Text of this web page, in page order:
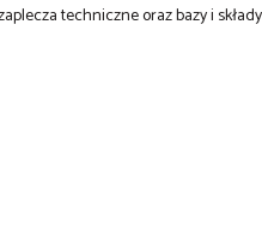
techniczne oraz bazy i